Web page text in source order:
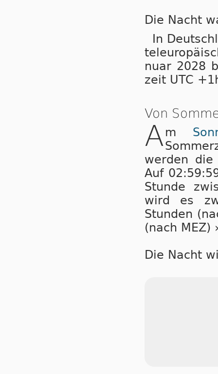
Die Nacht
In
nu­ar 2028
zeit UTC
Von
Am
wer­den
Auf
Stunde
wird es
Stunden
(nach MEZ)
Die Nacht